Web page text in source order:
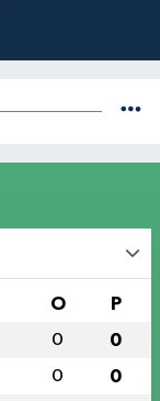
O P
0 0
0 0